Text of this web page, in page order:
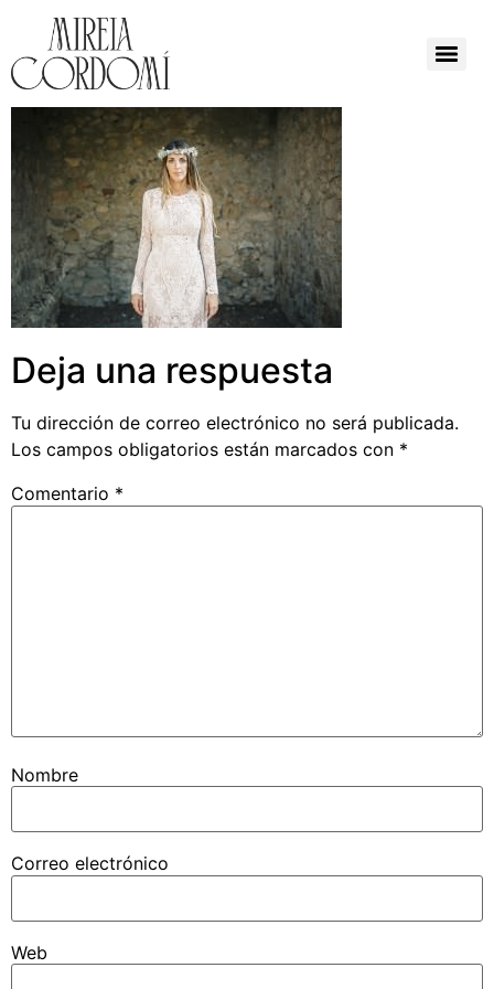
Deja una respuesta
Tu dirección de correo electrónico no será publicada.
Los campos obligatorios están marcados con *
Comentario *
Nombre
Correo electrónico
Web